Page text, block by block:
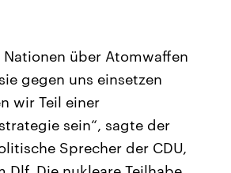
Anhalt
am 6.
neuen
das
Koalition aus
Aktuelle Beiträge,
Hintergründe
Wirtschaftlich und
gehören die Vereinigten
den mächtigsten Ländern
mit großem Einfluss auf
Nationen über Atomwaffen
gegen uns einsetzen
wir Teil einer
sein“, sagte der
Sprecher der CDU,